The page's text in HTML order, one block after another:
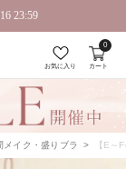
23:59
お気に入り カート
0
メイク・盛りブラ 【E～